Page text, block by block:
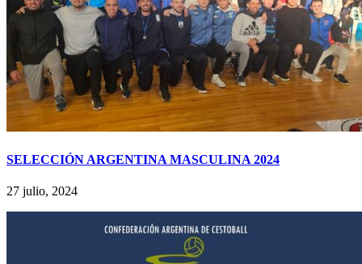
SELECCIÓN ARGENTINA MASCULINA 2024
27 julio, 2024